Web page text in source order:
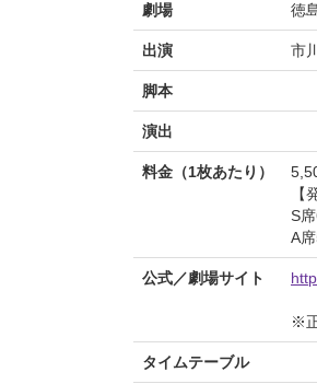
劇場 徳
出演 市
脚本
演出
料金（1枚あたり）
【
S
A
公式／劇場サイト
※
タイムテーブル